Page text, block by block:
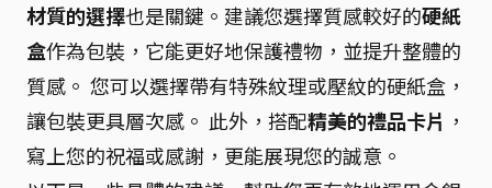
材質的選擇也是關鍵。建議您選擇質感較好的硬紙
盒作為包裝，它能更好地保護禮物，並提升整體的
質感。 您可以選擇帶有特殊紋理或壓紋的硬紙盒，
讓包裝更具層次感。 此外，搭配精美的禮品卡片 ，
寫上您的祝福或感謝，更能展現您的誠意。